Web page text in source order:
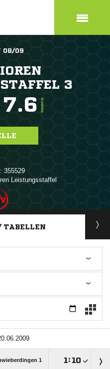
08/09
3
7.6 TORE/SPIEL
355529
Leistungsstaffel
TABELLEN
1  :